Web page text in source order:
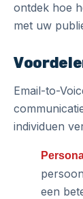
ontdek hoe
met uw
Email-to-
individuen
een